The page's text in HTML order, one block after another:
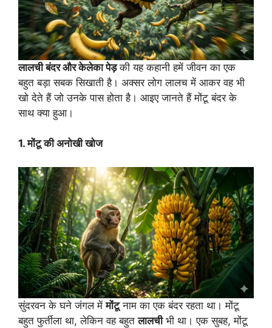
लालची बंदर और केलेका पेड़की यह कहानी हमें जीवन का एक
बहुत बड़ा सबक सिखाती है। अक्सर लोग लालच में आकर वह भी
खो देते हैं जो उनके पास होता है। आइए जानते हैं मोंटू बंदर के
साथ क्या हुआ।
1. मोंटू की अनोखी खोज
सुंदरवन के घने जंगल मेंमोंटूनाम का एक बंदर रहता था। मोंटू
बहुत फुर्तीला था, लेकिन वह बहुतलालचीभी था। एक सुबह, मोंटू